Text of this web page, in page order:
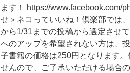
ます！ https://
せ＞ネコっていいね！倶楽部では
から1/31までの投稿から選定させ
へのアップを希望されない方は、
子書籍の価格は250円となります
せんので、ご了承いただける場合